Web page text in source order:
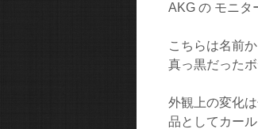
AKG の モニタ
こちらは名前
真っ黒だった
外観上の変化
品としてカー